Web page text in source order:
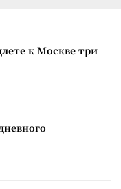
к Москве три